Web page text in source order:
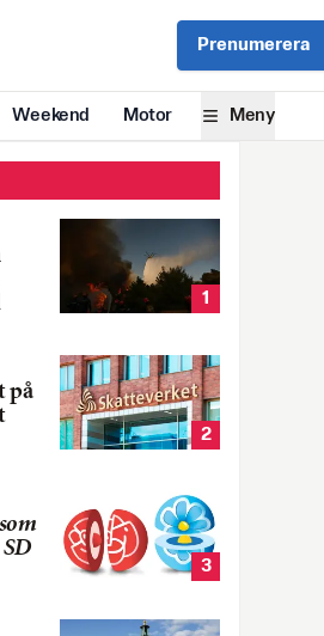
Prenumerera
Weekend Motor Meny
1
på
2
3